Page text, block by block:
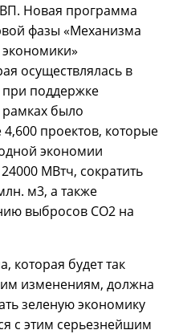
Новая программа
фазы «Механизма
осуществлялась в
при поддержке
было
проектов, которые
экономии
МВтч, сократить
м3, а также
выбросов CO2 на
которая будет так
изменениям, должна
зеленую экономику
с этим серьезнейшим